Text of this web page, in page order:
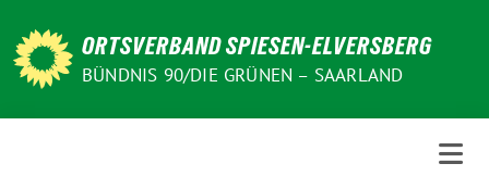
zum
Inhalt
ORTSVERBAND SPIESEN-ELVERSBERG
BÜNDNIS 90/DIE GRÜNEN – SAARLAND